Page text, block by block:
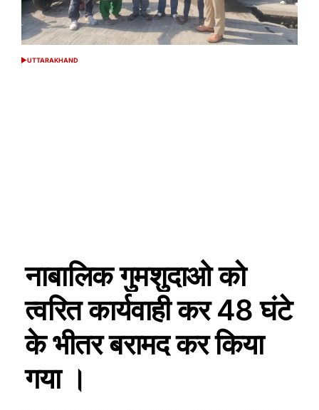
POSTED
UTTARAKHAND
नाबालिक गुमशुदाओ को
त्वरित कार्यवाही कर 48 घंटे
के भीतर बरामद कर किया
गया ।